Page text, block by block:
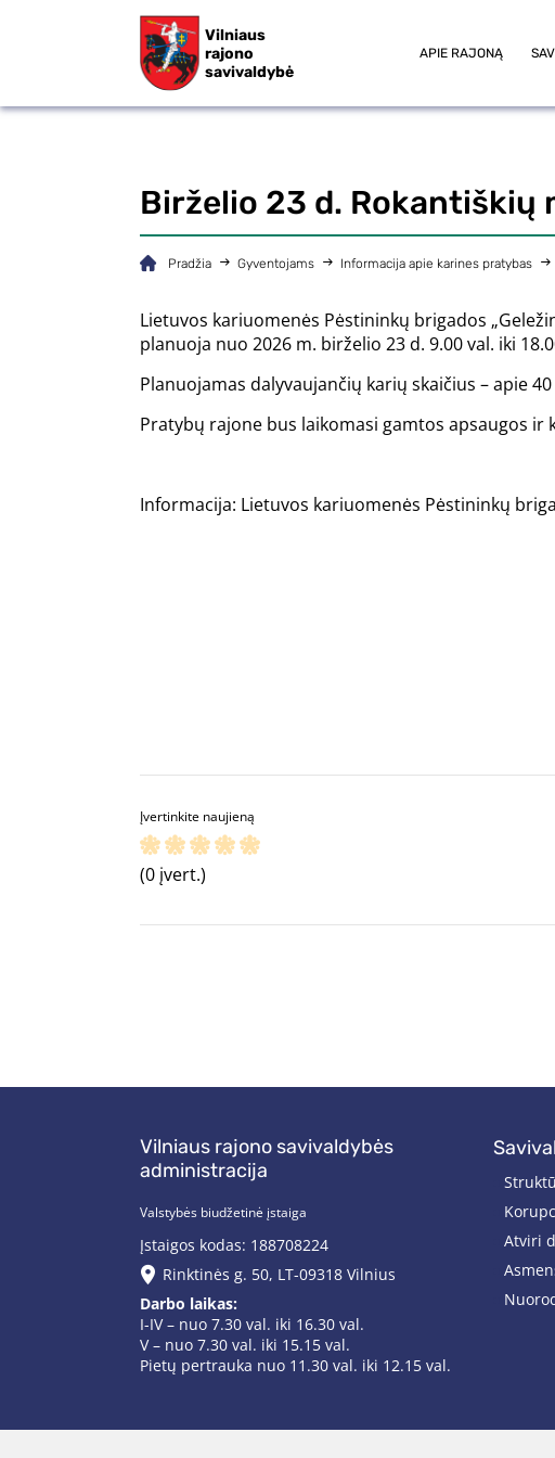
Vilniaus
rajono
savivaldybė
APIE RAJONĄ
Birželio 23 d.
Pradžia Gyventojams Informacija apie karines pratybas
Lietuvos kariuomenės Pėstininkų brigados
planuoja nuo 2026 m. birželio 23 d. 9.00 val. iki
Planuojamas dalyvaujančių karių skaičius – apie
Pratybų rajone bus laikomasi gamtos apsaugos ir
Informacija: Lietuvos kariuomenės Pėstininkų
Įvertinkite naujieną
(0 įvert.)
Vilniaus rajono savivaldybės
administracija
Valstybės biudžetinė įstaiga
Įstaigos kodas: 188708224
Rinktinės g. 50, LT-09318 Vilnius
Darbo laikas:
I-IV – nuo 7.30 val. iki 16.30 val.
V – nuo 7.30 val. iki 15.15 val.
Pietų pertrauka nuo 11.30 val. iki 12.15 val.
Atviri